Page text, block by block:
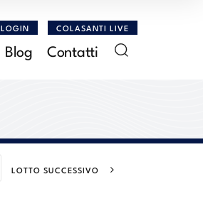
LOGIN COLASANTI LIVE
Blog Contatti
LOTTO SUCCESSIVO